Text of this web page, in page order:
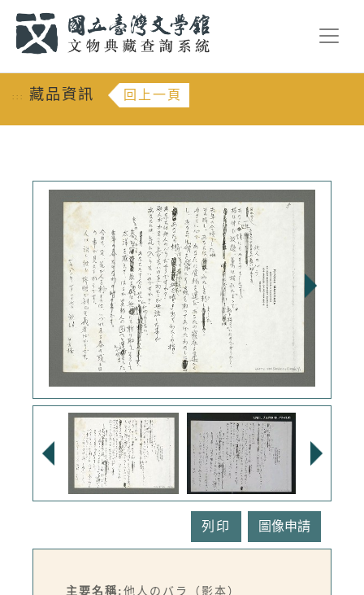
::: 藏品資訊 回上一頁
列印
主要名稱: 他人のバラ（影本）